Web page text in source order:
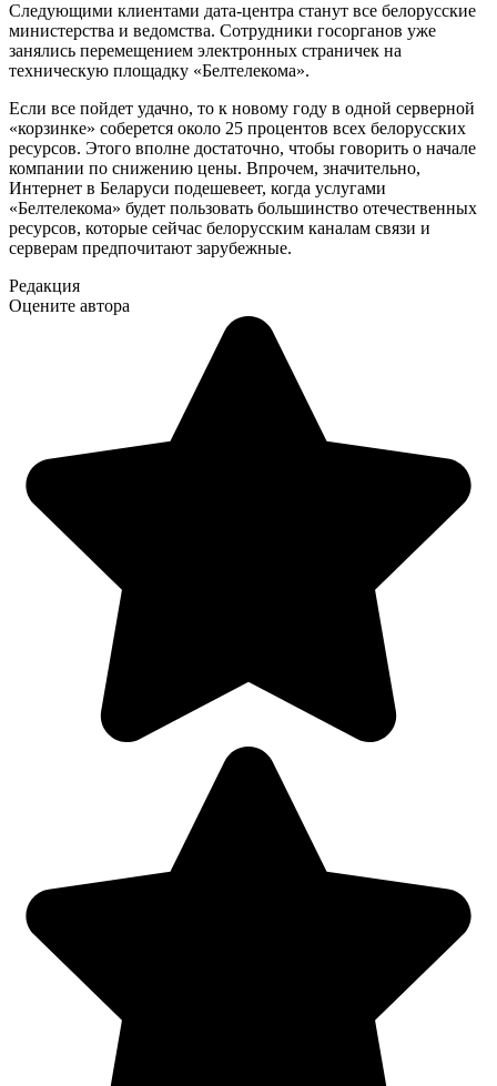
Следующими клиентами дата-центра станут все белорусские
министерства и ведомства. Сотрудники госорганов уже
занялись перемещением электронных страничек на
техническую площадку «Белтелекома».
Если все пойдет удачно, то к новому году в одной серверной
«корзинке» соберется около 25 процентов всех белорусских
ресурсов. Этого вполне достаточно, чтобы говорить о начале
компании по снижению цены. Впрочем, значительно,
Интернет в Беларуси подешевеет, когда услугами
«Белтелекома» будет пользовать большинство отечественных
ресурсов, которые сейчас белорусским каналам связи и
серверам предпочитают зарубежные.
Редакция
Оцените автора